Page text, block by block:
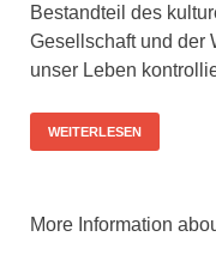
Bestandteil des
Gesellschaft und der
unser Leben
WEITERLESEN
More Information